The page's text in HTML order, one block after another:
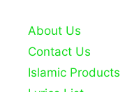
About Us
Contact Us
Islamic Products